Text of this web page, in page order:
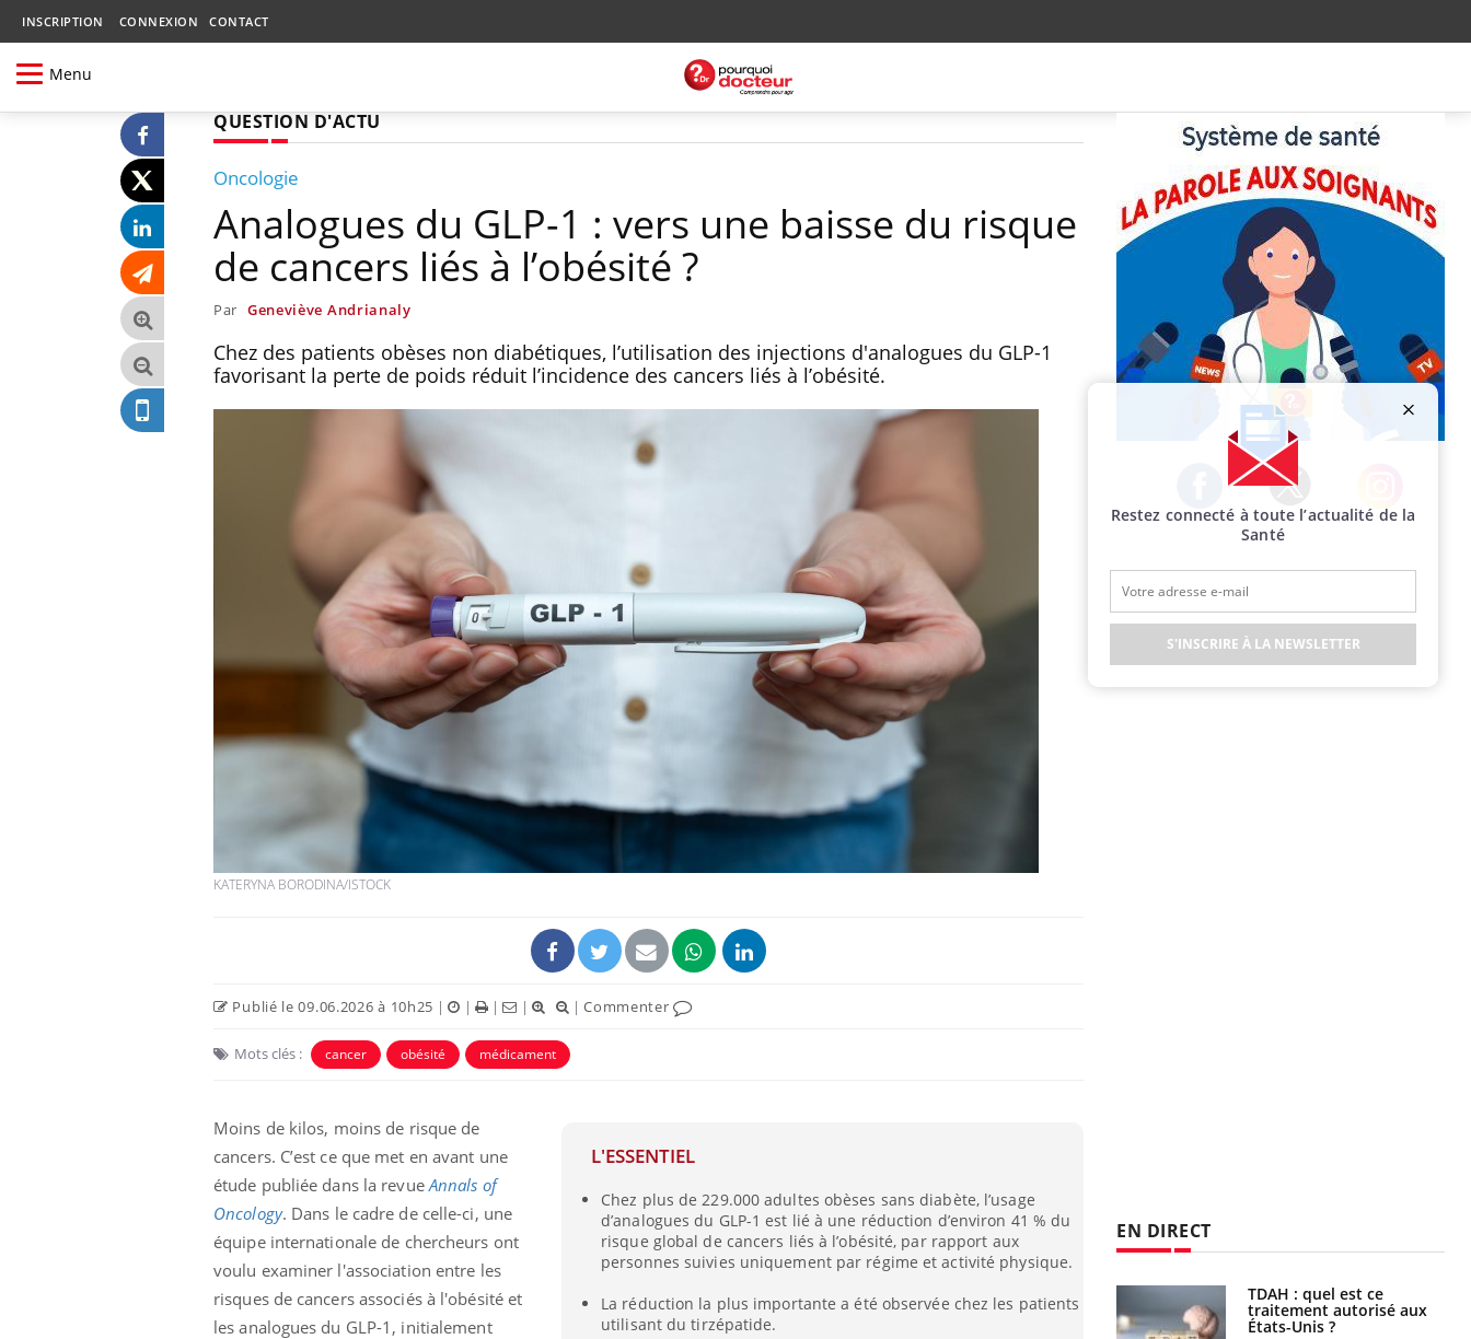
INSCRIPTION CONNEXION CONTACT
Menu
QUESTION D'ACTU
Oncologie
Analogues du GLP-1 : vers une baisse du risque
de cancers liés à l’obésité ?
Par Geneviève Andrianaly
Chez des patients obèses non diabétiques, l’utilisation des injections d'analogues du GLP-1
favorisant la perte de poids réduit l’incidence des cancers liés à l’obésité.
KATERYNA BORODINA/ISTOCK
Publié le 09.06.2026 à 10h25 | | | | |Commenter
Mots clés : cancer obésité médicament
L'ESSENTIEL
Chez plus de 229.000 adultes obèses sans diabète, l’usage
d’analogues du GLP-1 est lié à une réduction d’environ 41 % du
risque global de cancers liés à l’obésité, par rapport aux
personnes suivies uniquement par régime et activité physique.
La réduction la plus importante a été observée chez les patients
utilisant du tirzépatide.
Moins de kilos, moins de risque de
cancers. C’est ce que met en avant une
étude publiée dans la revue Annals of
Oncology. Dans le cadre de celle-ci, une
équipe internationale de chercheurs ont
voulu examiner l'association entre les
risques de cancers associés à l'obésité et
les analogues du GLP-1, initialement
Facebook Twitter Instagram
EN DIRECT
Pourquoi manger moins
de protéines pourrait
finalement être bénéfique
Mordue par une tique en
vacances, elle reste dans
le coma pendant 42 jours
Allergies alimentaires :
une nouvelle arme contre
TDAH : quel est ce
traitement autorisé aux
États-Unis ?
Restez connecté à toute l’actualité de la
Santé
S'INSCRIRE À LA NEWSLETTER